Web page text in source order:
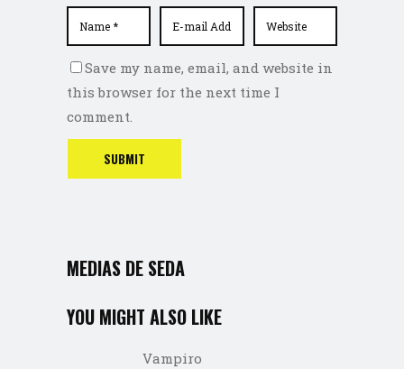
Save my name, email, and website in
this browser for the next time I
comment.
MEDIAS DE SEDA
YOU MIGHT ALSO LIKE
Vampiro